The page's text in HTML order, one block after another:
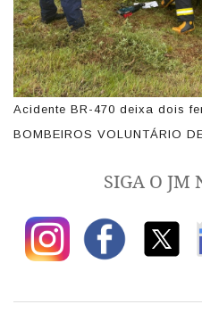
Acidente BR-470 deixa dois
BOMBEIROS VOLUNTÁRIO
SIGA O JM